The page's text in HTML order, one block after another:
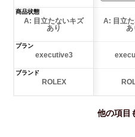
商品状態
A: 目立たないキズ
あり
A: 目立
あ
プラン
executive3
ブランド
ROLEX
他の項目